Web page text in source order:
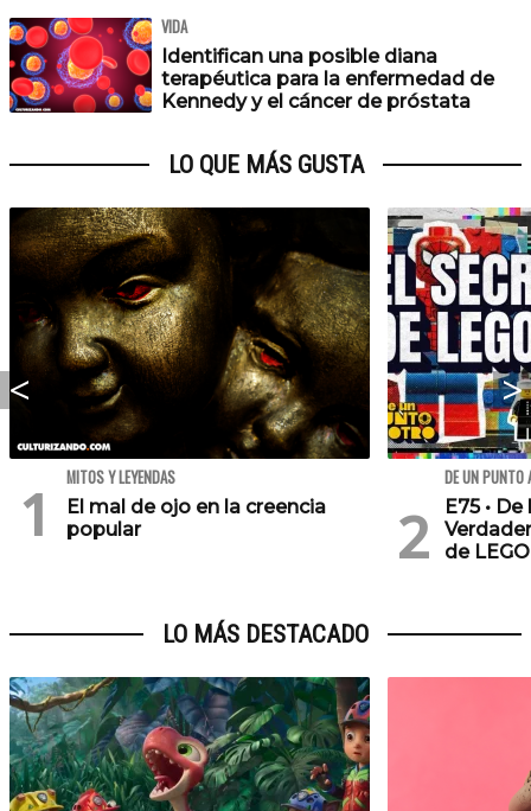
VIDA
Identifican una posible diana
terapéutica para la enfermedad de
Kennedy y el cáncer de próstata
LO QUE MÁS GUSTA
MITOS Y LEYENDAS
El mal de ojo en la creencia
popular
DE UN PUNTO
E75 •
de
LO MÁS DESTACADO